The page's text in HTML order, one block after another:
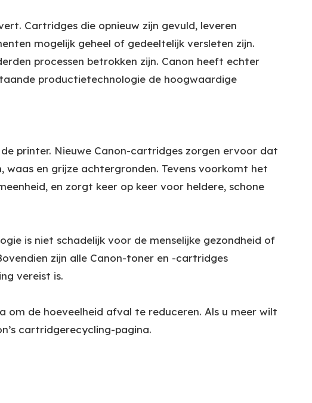
Cartridges die opnieuw zijn gevuld, leveren
mogelijk geheel of gedeeltelijk versleten zijn.
processen betrokken zijn. Canon heeft echter
productietechnologie de hoogwaardige
printer. Nieuwe Canon-cartridges zorgen ervoor dat
en grijze achtergronden. Tevens voorkomt het
en zorgt keer op keer voor heldere, schone
is niet schadelijk voor de menselijke gezondheid of
zijn alle Canon-toner en -cartridges
vereist is.
om de hoeveelheid afval te reduceren. Als u meer wilt
cartridgerecycling-pagina.